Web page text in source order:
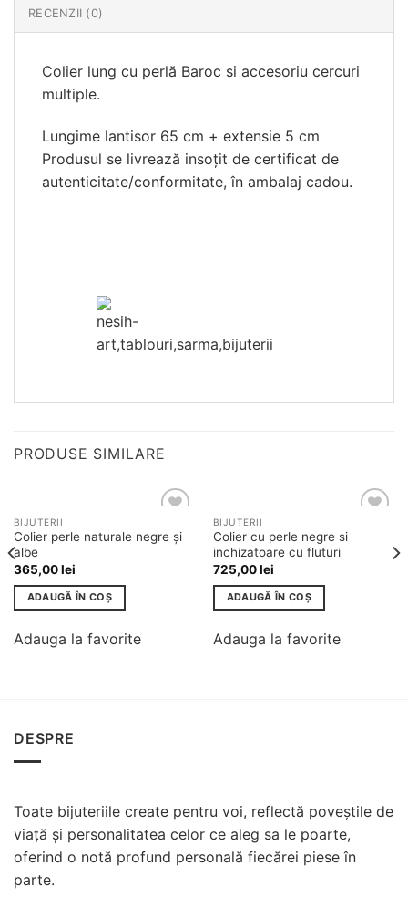
RECENZII (0)
Colier lung cu perlă Baroc si accesoriu cercuri
multiple.
Lungime lantisor 65 cm + extensie 5 cm
Produsul se livrează insoțit de certificat de
autenticitate/conformitate, în ambalaj cadou.
PRODUSE SIMILARE
Adauga
la
BIJUTERII
Colier perle naturale negre și
albe
365,00lei
ADAUGĂ ÎN COȘ
Adauga la favorite
Adauga
BIJUTERII
Colier cu perle negre si
inchizatoare cu fluturi
725,00lei
ADAUGĂ ÎN COȘ
Adauga la favorite
DESPRE
Toate bijuteriile create pentru voi, reflectă poveștile de
viață și personalitatea celor ce aleg sa le poarte,
oferind o notă profund personală fiecărei piese în
parte.